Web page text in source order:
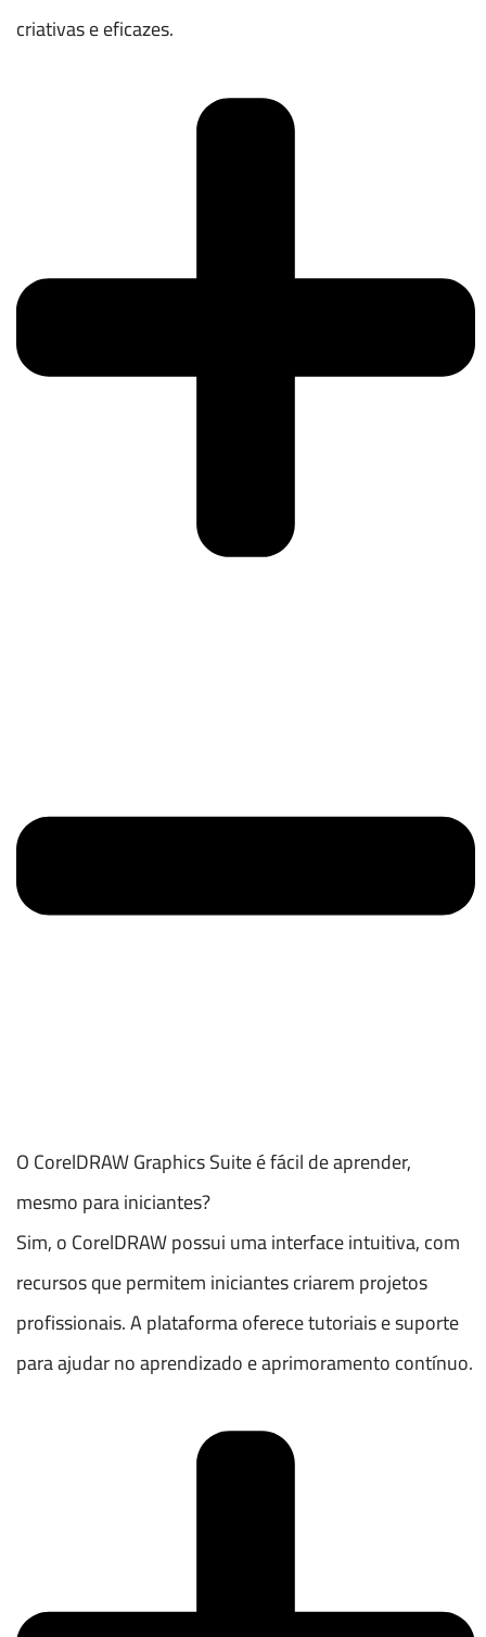
criativas e eficazes.
O CorelDRAW Graphics Suite é fácil de aprender,
mesmo para iniciantes?
Sim, o CorelDRAW possui uma interface intuitiva, com
recursos que permitem iniciantes criarem projetos
profissionais. A plataforma oferece tutoriais e suporte
para ajudar no aprendizado e aprimoramento contínuo.